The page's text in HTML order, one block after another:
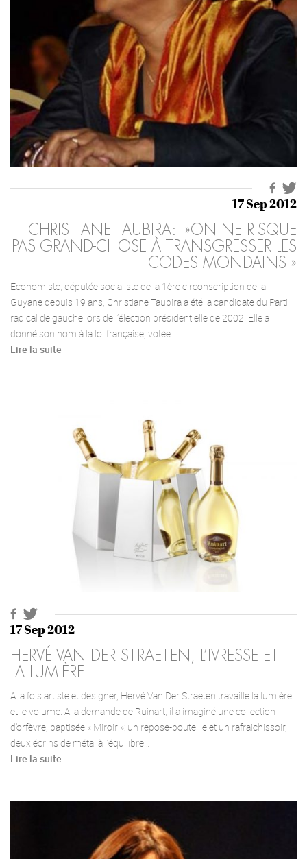
17 Sep 2012
CHRISTIANE TAUBIRA: »ON NE RISQUE
PAS GRAND-CHOSE À TRANSGRESSER LES
CODES MONDAINS »
Economiste, députée socialiste de la 1ère circonscription de la
Guyane depuis 19 ans, Christiane Taubira a été la candidate du Parti
radical de gauche lors de l’élection présidentielle de 2002. Elle a
donné son nom à la loi française, votée…
Lire la suite
17 Sep 2012
HERVÉ VAN DER STRAETEN, L’IVRESSE ET
LA LUMIÈRE
A la fois artiste et designer, Hervé Van Der Straeten travaille la lumière
et le volume. A la demande de Ruinart, il a imaginé une collection
d’orfèvre, baptisée « Miroir »: un repose-bouteille et un rafraichissoir,
deux écrins de métal à l’équilibre…
Lire la suite